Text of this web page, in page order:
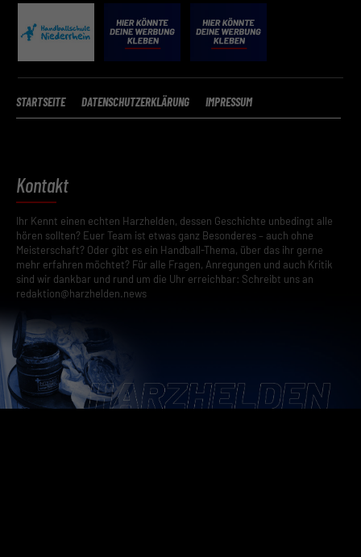
STARTSEITE DATENSCHUTZERKLÄRUNG IMPRESSUM
Kontakt
Ihr Kennt einen echten Harzhelden, dessen Geschichte unbedingt alle
hören sollten? Euer Team ist etwas ganz Besonderes – auch ohne
Meisterschaft? Oder gibt es ein Handball-Thema, über das ihr gerne
mehr erfahren möchtet? Für alle Fragen, Anregungen und auch Kritik
sind wir dankbar und rund um die Uhr erreichbar: Schreibt uns an
redaktion@harzhelden.news